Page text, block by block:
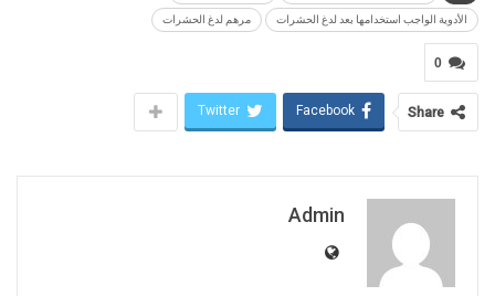
الأدوية الواجب استخدامها بعد لدغ الحشرات مرهم لدغ الحشرات
0
Share
Facebook
Twitter
Admin